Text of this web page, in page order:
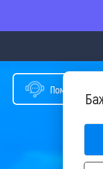
Помощь в